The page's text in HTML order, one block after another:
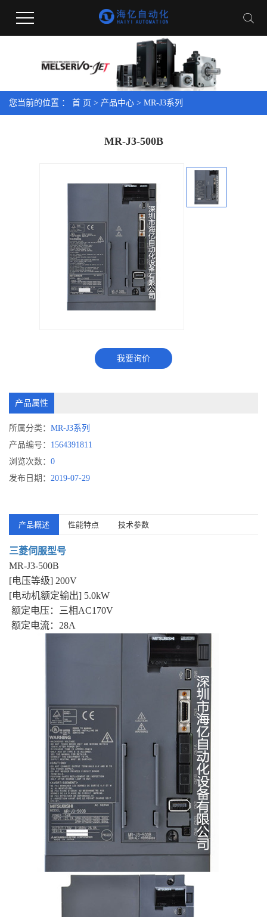
您当前的位置 ： 首 页 > 产品中心 > MR-J3系列
MR-J3-500B
我要询价
产品属性
所属分类： MR-J3系列
产品编号： 1564391811
浏览次数： 0
发布日期： 2019-07-29
产品概述 性能特点 技术参数
三菱伺服型号
MR-J3-500B
[电压等级] 200V
[电动机额定输出] 5.0kW
额定电压：三相AC170V
额定电流：28A